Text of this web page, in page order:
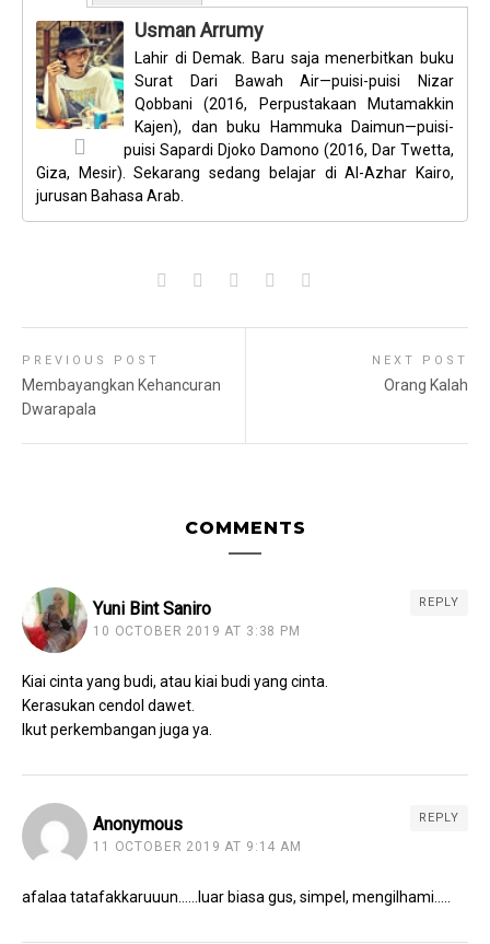
Usman Arrumy
Lahir di Demak. Baru saja menerbitkan buku
Surat Dari Bawah Air—puisi-puisi Nizar
Qobbani (2016, Perpustakaan Mutamakkin
Kajen), dan buku Hammuka Daimun—puisi-
puisi Sapardi Djoko Damono (2016, Dar Twetta,
Giza, Mesir). Sekarang sedang belajar di Al-Azhar Kairo,
jurusan Bahasa Arab.
PREVIOUS POST
Membayangkan Kehancuran
Dwarapala
NEXT POST
Orang Kalah
COMMENTS
Yuni Bint Saniro
10 OCTOBER 2019 AT 3:38 PM
REPLY
Kiai cinta yang budi, atau kiai budi yang cinta.
Kerasukan cendol dawet.
Ikut perkembangan juga ya.
Anonymous
11 OCTOBER 2019 AT 9:14 AM
REPLY
afalaa tatafakkaruuun……luar biasa gus, simpel, mengilhami…..